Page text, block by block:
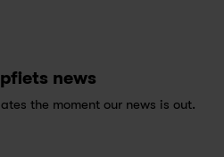
news
the moment our news is out.